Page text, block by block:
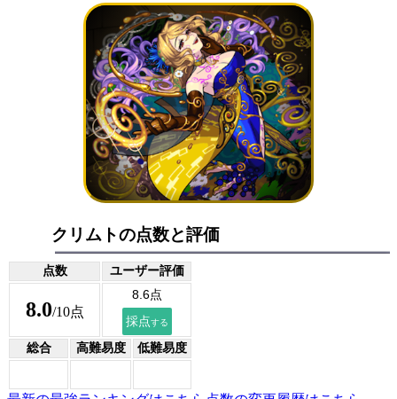
クリムトの点数と評価
点数 ユーザー評価
8.0/10点
総合 高難易度 低難易度